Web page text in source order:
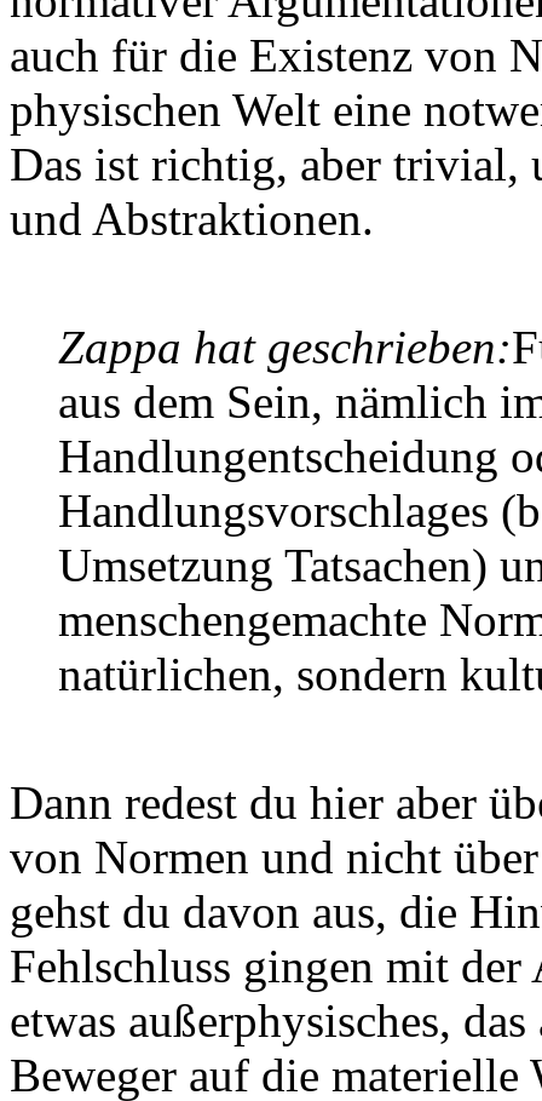
auch für die Existenz von
physischen Welt eine
Das ist richtig, aber
und Abstraktionen.
Zappa hat geschrieben:
aus dem Sein, nämlich
Handlungentscheidung
Handlungsvorschlages
Umsetzung Tatsachen)
menschengemachte
natürlichen, sondern
Dann redest du hier aber
von Normen und nicht
gehst du davon aus, die
Fehlschluss gingen mit der
etwas außerphysisches,
Beweger auf die